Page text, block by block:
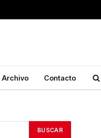
Archivo Contacto